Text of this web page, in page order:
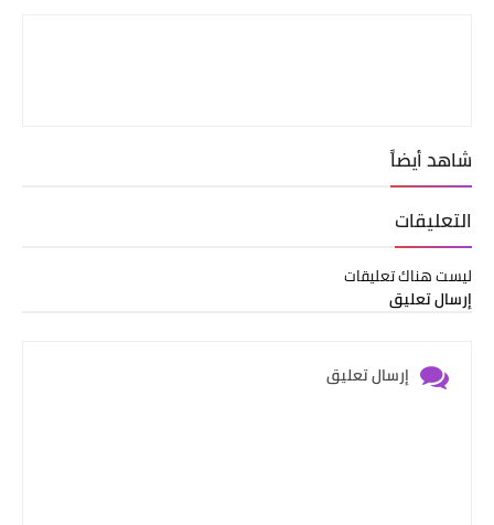
شاهد أيضاً
التعليقات
ليست هناك تعليقات
إرسال تعليق
إرسال تعليق